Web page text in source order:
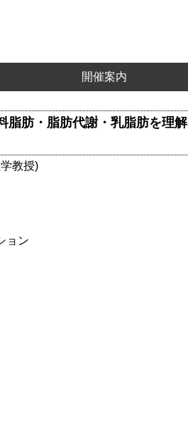
開催案内
脂肪・脂肪代謝・乳脂肪を理解
教授)
ョン